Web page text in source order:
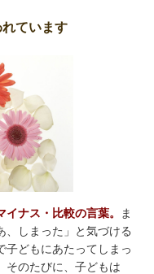
ています
イナス・比較の言葉。
ま
、しまった」と気づける
子どもにあたってしまっ
そのたびに、子どもは